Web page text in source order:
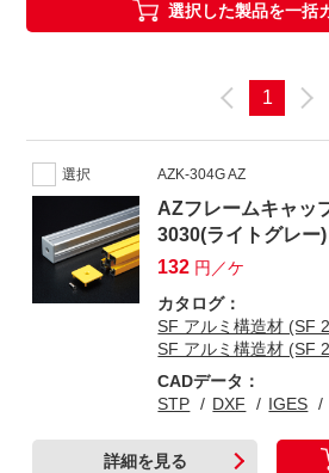
選択した製品を一括
1
選択 AZK-304G AZ
AZフレームキャッ
3030(ライトグレー)
132 円／ケ
カタログ：
SF アルミ構造材 (SF
SF アルミ構造材 (SF
CADデータ：
STP
DXF IGES
詳細を見る